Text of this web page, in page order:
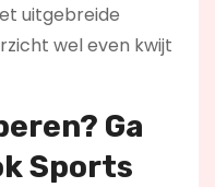
uitgebreide
wel even kwijt
Ga
Sports